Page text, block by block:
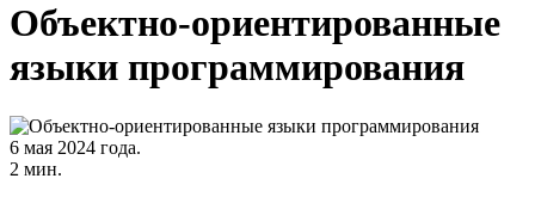
Объектно-ориентированные
языки программирования
6 мая 2024 года.
2 мин.